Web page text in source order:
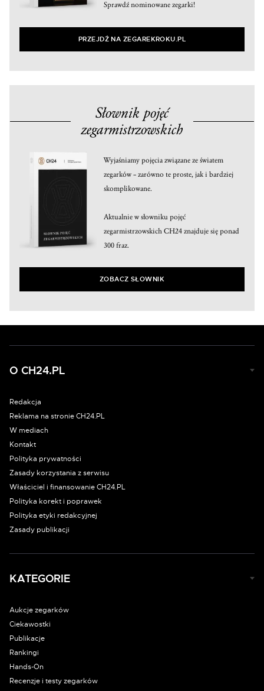
Sprawdź nominowane zegarki!
PRZEJDŹ NA ZEGAREKROKU.PL
Słownik pojęć
zegarmistrzowskich
Wyjaśniamy pojęcia związane ze światem
zegarków – zarówno te proste, jak i bardziej
skomplikowane.
Aktualnie w słowniku pojęć
zegarmistrzowskich CH24 znajduje się ponad
300 fraz.
ZOBACZ SŁOWNIK
O CH24.PL
Redakcja
Reklama na stronie CH24.PL
W mediach
Kontakt
Polityka prywatności
Zasady korzystania z serwisu
Właściciel i finansowanie CH24.PL
Polityka korekt i poprawek
Polityka etyki redakcyjnej
Zasady publikacji
KATEGORIE
Aukcje zegarków
Ciekawostki
Publikacje
Rankingi
Hands-On
Recenzje i testy zegarków